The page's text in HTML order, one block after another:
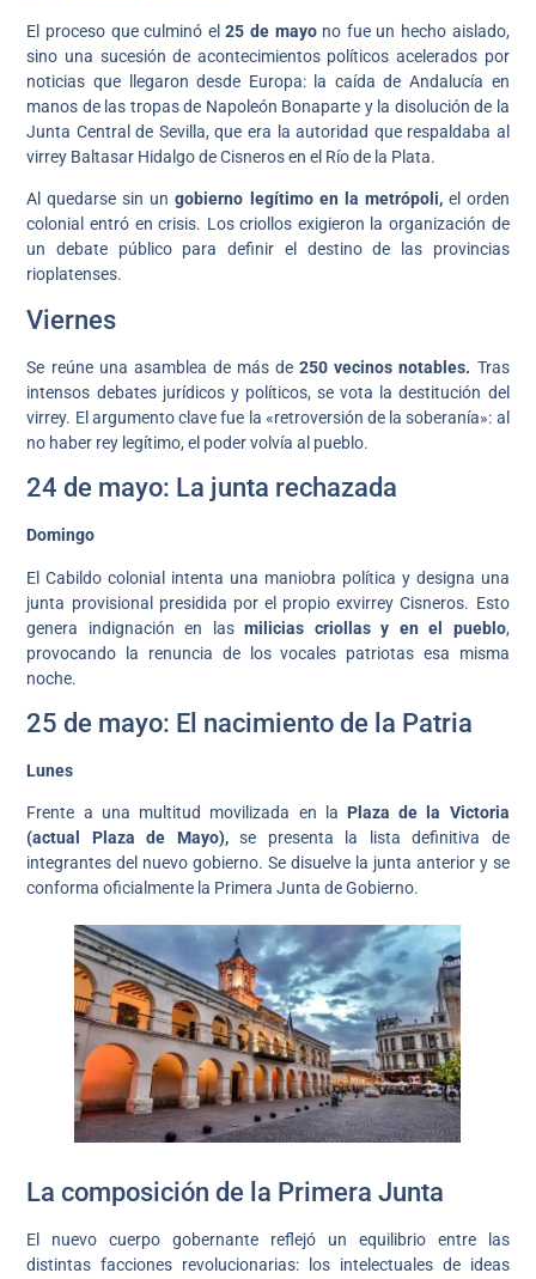
El proceso que culminó el25 de mayono fue un hecho aislado,
sino una sucesión de acontecimientos políticos acelerados por
noticias que llegaron desde Europa: la caída de Andalucía en
manos de las tropas de Napoleón Bonaparte y la disolución de la
Junta Central de Sevilla, que era la autoridad que respaldaba al
virrey Baltasar Hidalgo de Cisneros en el Río de la Plata.
Al quedarse sin ungobierno legítimo en la metrópoli,el orden
colonial entró en crisis. Los criollos exigieron la organización de
un debate público para definir el destino de las provincias
rioplatenses.
Viernes
Se reúne una asamblea de más de 250 vecinos notables. Tras
intensos debates jurídicos y políticos, se vota la destitución del
virrey. El argumento clave fue la «retroversión de la soberanía»: al
no haber rey legítimo, el poder volvía al pueblo.
24 de mayo: La junta rechazada
Domingo
El Cabildo colonial intenta una maniobra política y designa una
junta provisional presidida por el propio exvirrey Cisneros. Esto
genera indignación en lasmilicias criollas y en el pueblo,
provocando la renuncia de los vocales patriotas esa misma
noche.
25 de mayo: El nacimiento de la Patria
Lunes
Frente a una multitud movilizada en la Plaza de la Victoria
(actual Plaza de Mayo),se presenta la lista definitiva de
integrantes del nuevo gobierno. Se disuelve la junta anterior y se
conforma oficialmente la Primera Junta de Gobierno.
La composición de la Primera Junta
El nuevo cuerpo gobernante reflejó un equilibrio entre las
distintas facciones revolucionarias: los intelectuales de ideas